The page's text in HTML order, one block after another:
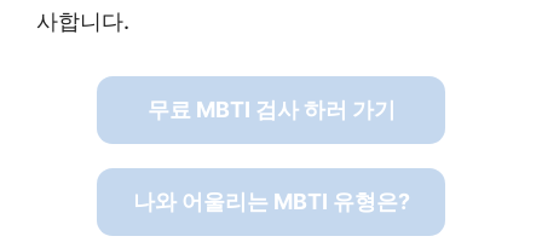
사합니다.
무료 MBTI 검사 하러 가기
나와 어울리는 MBTI 유형은?